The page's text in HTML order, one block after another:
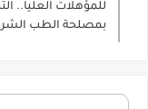
للمؤهلات العليا..
بمصلحة الطب الشرعي